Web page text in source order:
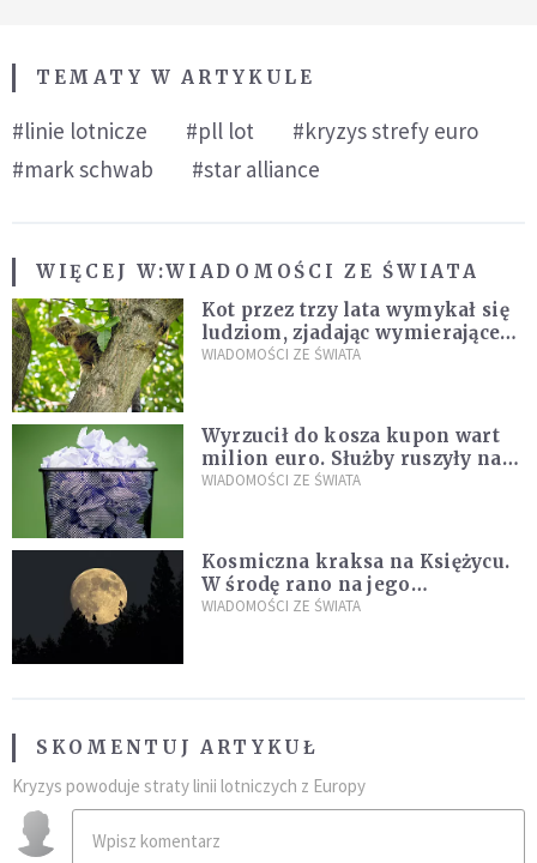
TEMATY W ARTYKULE
#linie lotnicze #pll lot
#kryzys strefy euro
#mark schwab
#star alliance
WIĘCEJ W:WIADOMOŚCI ZE ŚWIATA
Kot przez trzy lata wymykał się
ludziom, zjadając wymierające
kaczki. W końcu popełnił
WIADOMOŚCI ZE ŚWIATA
Wyrzucił do kosza kupon wart
milion euro. Służby ruszyły na
poszukiwania
WIADOMOŚCI ZE ŚWIATA
Kosmiczna kraksa na Księżycu.
W środę rano na jego
powierzchni dojdzie do
WIADOMOŚCI ZE ŚWIATA
SKOMENTUJ ARTYKUŁ
Kryzys powoduje straty linii lotniczych z Europy